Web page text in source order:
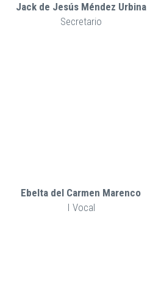
Jack de Jesús Méndez Urbina
Secretario
Ebelta del Carmen Marenco
I Vocal